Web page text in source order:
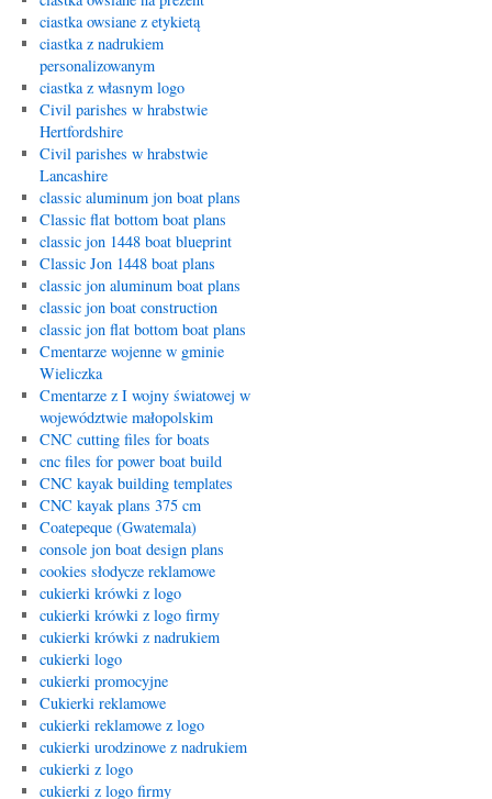
ciastka owsiane z etykietą
ciastka z nadrukiem
personalizowanym
ciastka z własnym logo
Civil parishes w hrabstwie
Hertfordshire
Civil parishes w hrabstwie
Lancashire
classic aluminum jon boat plans
Classic flat bottom boat plans
classic jon 1448 boat blueprint
Classic Jon 1448 boat plans
classic jon aluminum boat plans
classic jon boat construction
classic jon flat bottom boat plans
Cmentarze wojenne w gminie
Wieliczka
Cmentarze z I wojny światowej w
województwie małopolskim
CNC cutting files for boats
cnc files for power boat build
CNC kayak building templates
CNC kayak plans 375 cm
Coatepeque (Gwatemala)
console jon boat design plans
cookies słodycze reklamowe
cukierki krówki z logo
cukierki krówki z logo firmy
cukierki krówki z nadrukiem
cukierki logo
cukierki promocyjne
Cukierki reklamowe
cukierki reklamowe z logo
cukierki urodzinowe z nadrukiem
cukierki z logo
cukierki z logo firmy